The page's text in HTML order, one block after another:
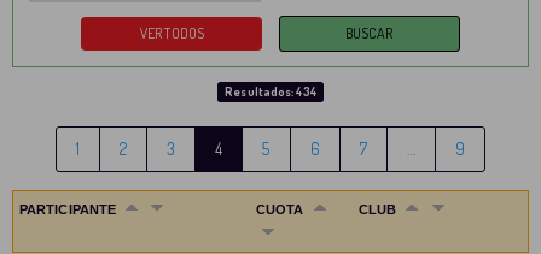
Resultados: 434
1 2 3 4 5 6 7 9
PARTICIPANTE CUOTA CLUB